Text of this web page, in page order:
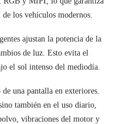
los vehículos modernos.
ajustan la potencia de la
de luz. Esto evita el
el sol intenso del mediodía.
una pantalla en exteriores.
también en el uso diario,
vibraciones del motor y